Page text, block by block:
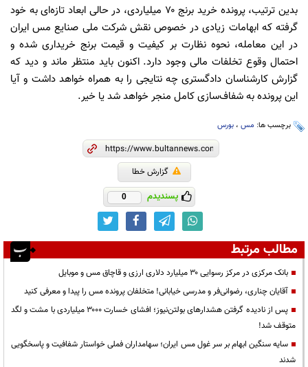
بدین ترتیب، پرونده خرید برنج ۷۰ میلیاردی، در حالی ابعاد تازه‌ای به خود
گرفته که ابهامات زیادی در خصوص نقش شرکت ملی صنایع مس ایران
در این معامله، نحوه نظارت بر کیفیت و قیمت برنج خریداری شده و
احتمال وقوع تخلفات مالی وجود دارد. اکنون باید منتظر ماند و دید که
گزارش کارشناسان دادگستری چه نتایجی را به همراه خواهد داشت و آیا
این پرونده به شفاف‌سازی کامل منجر خواهد شد یا خیر.
برچسب ها: مس ، بورس
گزارش خطا
پسندیدم 0
مطالب مرتبط
بانک مرکزی در مرکز رسوایی ۳۰ میلیارد دلاری ارزی و قاچاق مس و موبایل
آقایان چناری، رضوانی‌فر و مدرسی خیابانی! متخلفان پرونده مس را پیدا و معرفی کنید
پس از نادیده گرفتن هشدارهای بولتن‌نیوز؛ افشای خسارت ۳۰۰۰ میلیاردی با مشت و لگد
متوقف شد!
سایه سنگین ابهام بر سر غول مس ایران؛ سهامداران فملی خواستار شفافیت و پاسخگویی
شدند